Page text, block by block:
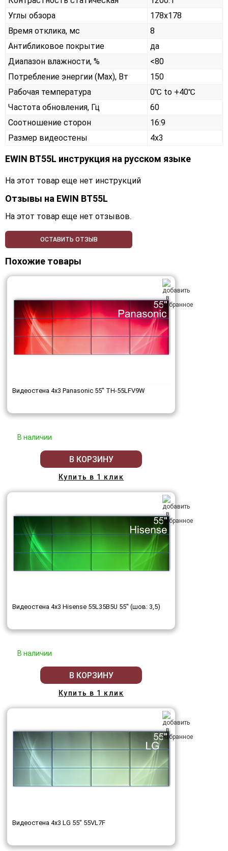
Углы обзора
178x178
Время отклика, мс
8
Антибликовое покрытие
да
Диапазон влажности, %
<80
Потребление энергии (Max), Вт
150
Рабочая температура
0℃ to +40℃
Частота обновления, Гц
60
Соотношение сторон
16:9
Размер видеостены
4x3
EWIN BT55L инструкция на русском языке
На этот товар еще нет инструкций
Отзывы на EWIN BT55L
На этот товар еще нет отзывов.
ОСТАВИТЬ ОТЗЫВ
Похожие товары
Видеостена 4x3 Panasonic 55" TH-55LFV9W
В наличии
В КОРЗИНУ
Купить в 1 клик
Видеостена 4x3 Hisense 55L35B5U 55" (шов: 3,5)
В наличии
В КОРЗИНУ
Купить в 1 клик
Видеостена 4x3 LG 55" 55VL7F